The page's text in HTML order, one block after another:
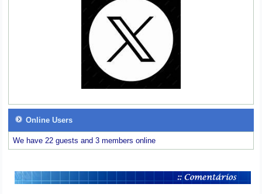
Online Users
We have 22 guests and 3 members online